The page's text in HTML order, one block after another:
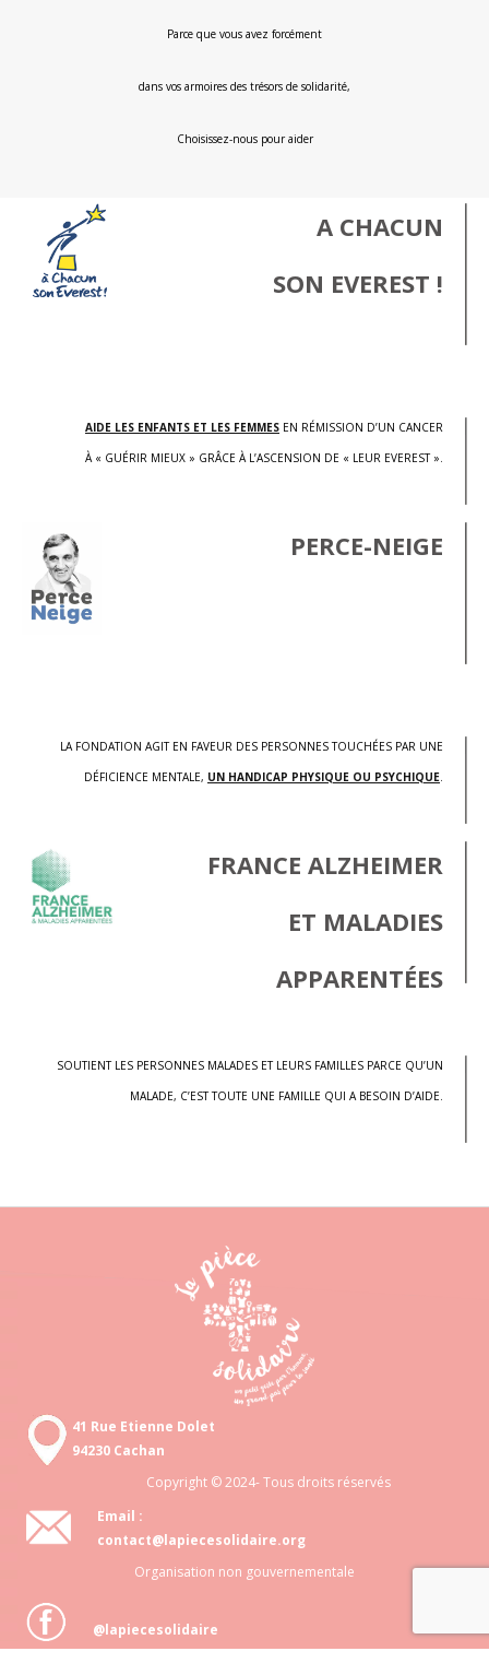
Parce que vous avez forcément
dans vos armoires des trésors de solidarité,
Choisissez-nous pour aider
A CHACUN
SON EVEREST !
AIDE LES ENFANTS ET LES FEMMES EN RÉMISSION D’UN CANCER
À « GUÉRIR MIEUX » GRÂCE À L’ASCENSION DE « LEUR EVEREST ».
PERCE-NEIGE
LA FONDATION AGIT EN FAVEUR DES PERSONNES TOUCHÉES PAR UNE
DÉFICIENCE MENTALE, UN HANDICAP PHYSIQUE OU PSYCHIQUE.
FRANCE ALZHEIMER
ET MALADIES
APPARENTÉES
SOUTIENT LES PERSONNES MALADES ET LEURS FAMILLES PARCE QU’UN
MALADE, C’EST TOUTE UNE FAMILLE QUI A BESOIN D’AIDE.
41 Rue Etienne Dolet
94230 Cachan
Copyright © 2024- Tous droits réservés
Email :
contact@lapiecesolidaire.org
Organisation non gouvernementale
@lapiecesolidaire